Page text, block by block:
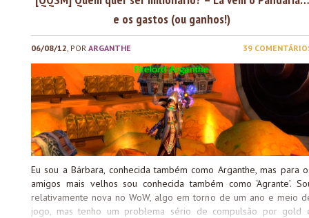
no jogo, que são excelentes para players antigos e players novos.
Como assim? Sacola Gosmenta Silithus é cheia de mobs de vários
tipos, que dropam um monte de coisas inúteis e… sacolas
gosmentas. Existem dois tipos de mobs lá que dropam essas
sacolinhas: os Dragatracas e Dragasmagas. Cada um desses mobs
tem chance de 8% de dropar esas sacola, e nela, dentre várias
plantas e itens cinzas, pode vir uma Gosmícula Nojenta, mascote
extremamente raro e sempre procurado na Casa de Leilões (eu
juro que peguei um monte de saquinhos pra mostrar pra vocês
algum deles com o mascote...
e os gastos (ou ganhos!)
06/08/12, POR ARGANTHE 39
Eu sou a Bárbara, conhecida também como Arganthe, mas para
amigos mais velhos sou conhecida também como ‘Agrante’.
relativamente nova no WoW, algo em torno de um ano e meio
jogo, mas tenho um problema sério de compulsão por gold